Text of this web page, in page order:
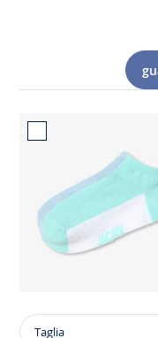
Taglia
Taglia